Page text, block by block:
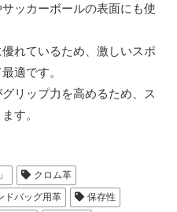
ッカーボールの表面にも使
れているため、激しいスポ
適です。
リップ力を高めるため、ス
す。
クロム革
ドバッグ用革
保存性